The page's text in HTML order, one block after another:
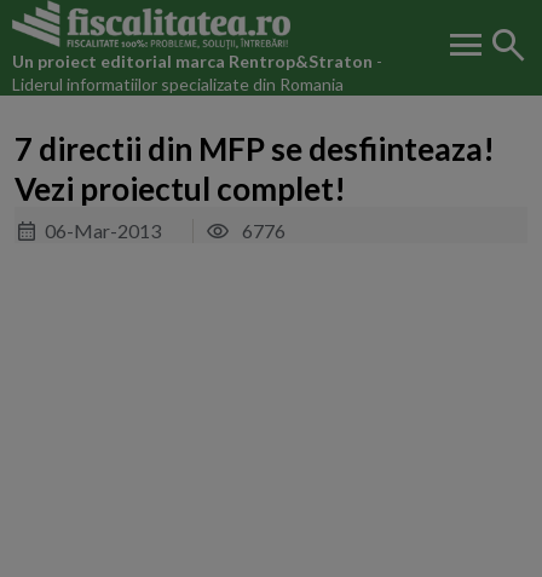
Un proiect editorial marca Rentrop&Straton -
Liderul informatiilor specializate din Romania
menu search
7 directii din MFP se desfiinteaza!
Vezi proiectul complet!
06-Mar-2013 6776